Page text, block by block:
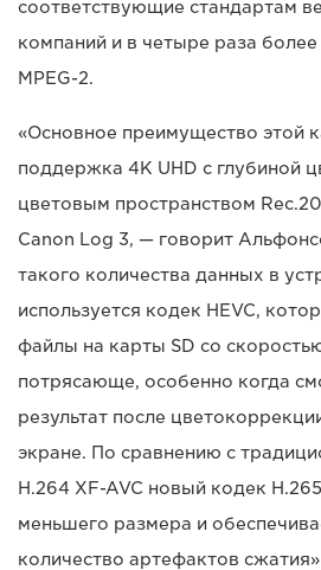
соответствующие стандартам
компаний и в четыре раза
MPEG-2.
«Основное преимущество этой
поддержка 4K UHD с глубиной
цветовым пространством
Canon Log 3, — говорит
такого количества данных в
используется кодек HEVC,
файлы на карты SD со
потрясающе, особенно когда
результат после
экране. По сравнению с
H.264 XF-AVC новый кодек
меньшего размера и
количество артефактов